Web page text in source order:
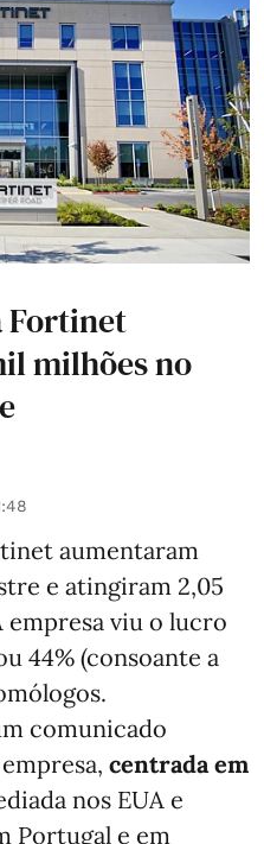
Fortinet
milhões no
aumentaram
e atingiram 2,05
empresa viu o lucro
44% (consoante a
comunicado
centrada em
nos EUA e
Portugal e em